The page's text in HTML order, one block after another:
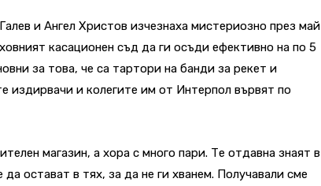
и Ангел Христов изчезнаха мистериозно през май
касационен съд да ги осъди ефективно на по 5
за това, че са тартори на банди за рекет и
издирвачи и колегите им от Интерпол вървят по
магазин, а хора с много пари. Те отдавна знаят в
остават в тях, за да не ги хванем. Получавали сме